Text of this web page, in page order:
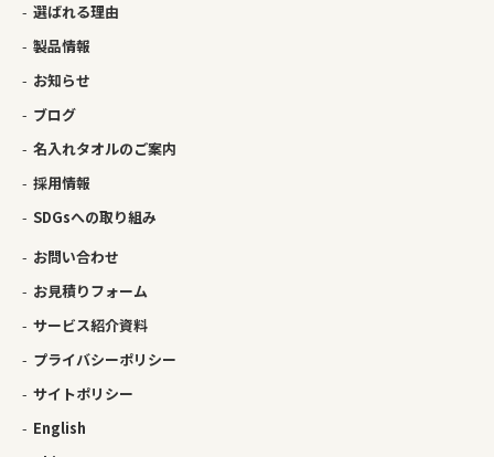
選ばれる理由
製品情報
お知らせ
ブログ
名入れタオルのご案内
採用情報
SDGsへの取り組み
お問い合わせ
お見積りフォーム
サービス紹介資料
プライバシーポリシー
サイトポリシー
English